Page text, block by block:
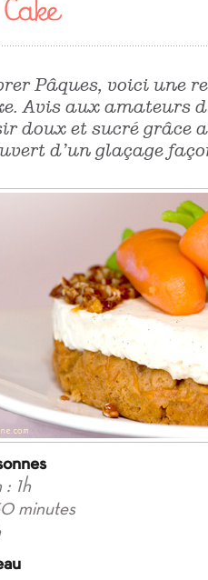
Pâques, voici une
Avis aux amateurs
doux et sucré grâce
d’un glaçage
1h
minutes